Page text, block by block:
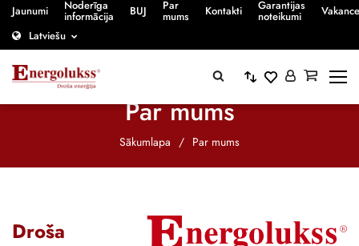
Jaunumi Noderīga
informācija BUJ Par
mums Kontakti Garantijas
noteikumi
Latviešu
Par mums
Sākumlapa / Par mums
Droša